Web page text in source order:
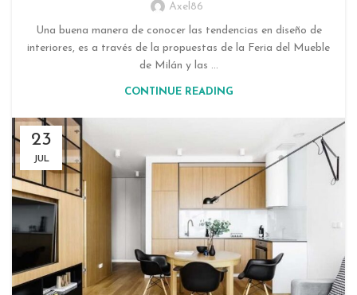
Axel86
Una buena manera de conocer las tendencias en diseño de
interiores, es a través de la propuestas de la Feria del Mueble
de Milán y las ...
CONTINUE READING
23
JUL